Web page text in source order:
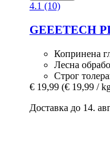
4.1 (10)
GEEETECH
Копринена
Лесна
Строг
€ 19,99 (€ 19,99 /
Доставка до 14.